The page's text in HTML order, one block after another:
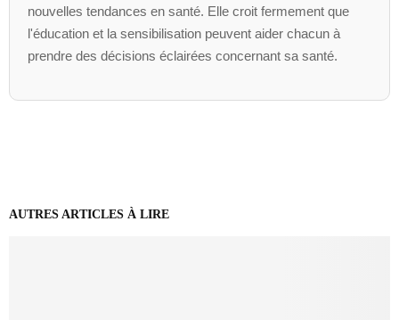
nouvelles tendances en santé. Elle croit fermement que
l'éducation et la sensibilisation peuvent aider chacun à
prendre des décisions éclairées concernant sa santé.
AUTRES ARTICLES À LIRE